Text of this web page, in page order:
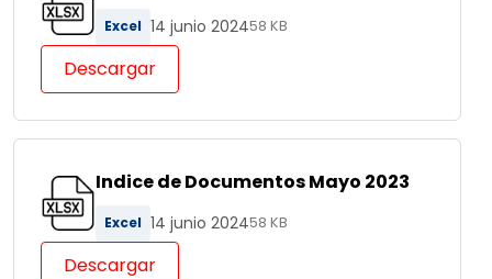
Excel 14 junio 202458 KB
Descargar
Indice de Documentos Mayo 2023
Excel 14 junio 202458 KB
Descargar